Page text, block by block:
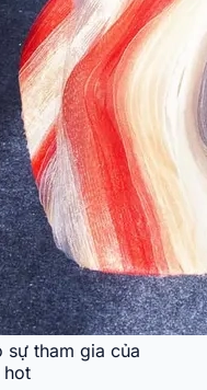
sự tham gia của
hot